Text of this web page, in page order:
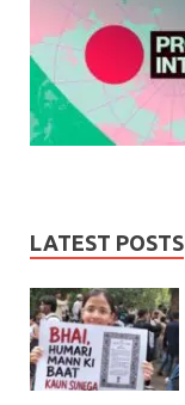
LATEST POSTS